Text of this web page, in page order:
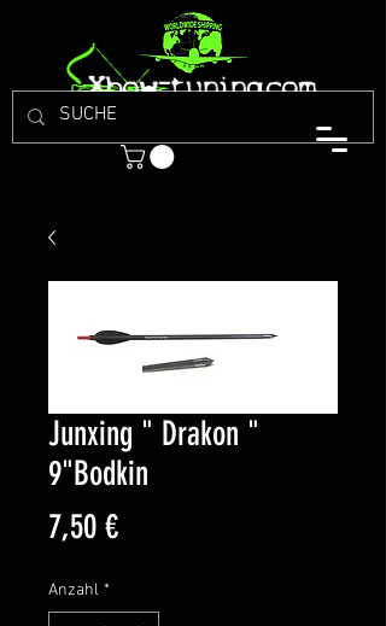
Junxing " Drakon "
9"Bodkin
7,50 €Preis
Anzahl *